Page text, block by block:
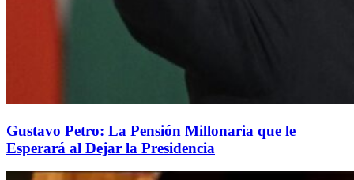
Gustavo Petro: La Pensión Millonaria que le
Esperará al Dejar la Presidencia